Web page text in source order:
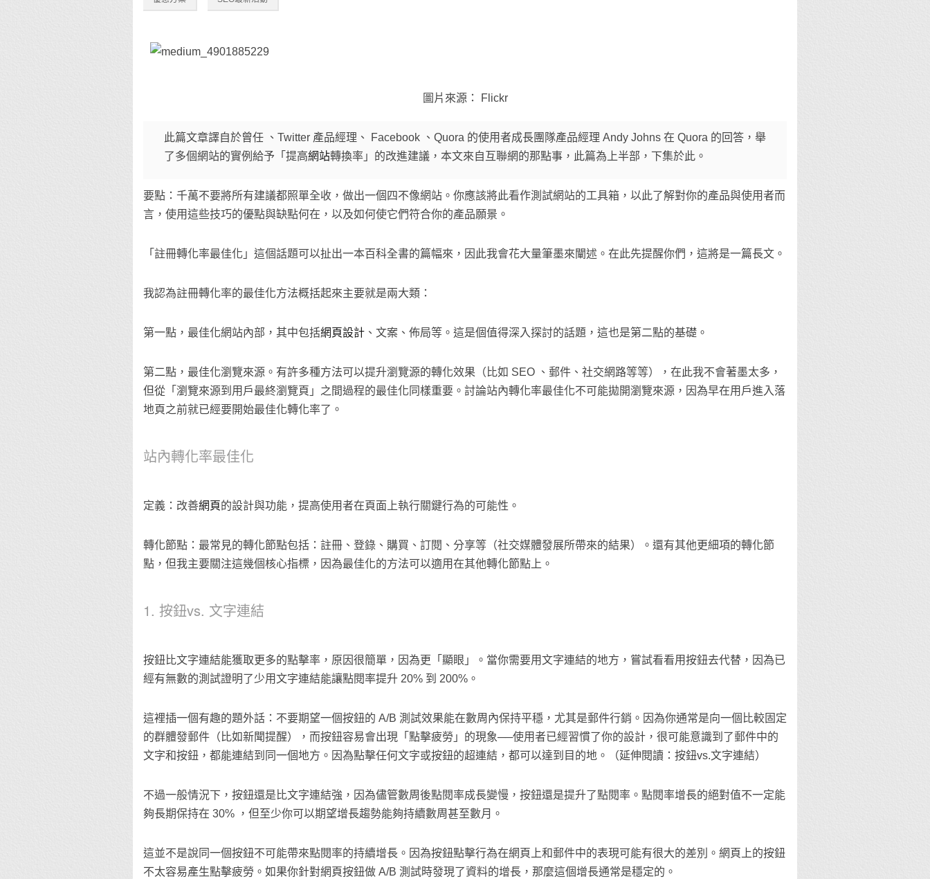
圖片來源： Flickr
此篇文章譯自於曾任 、Twitter 產品經理、 Facebook 、Quora 的使用者成長團隊產品經理 Andy Johns 在 Quora 的回答，舉
了多個網站的實例給予「提高網站轉換率」的改進建議，本文來自互聯網的那點事，此篇為上半部，下集於此。
要點：千萬不要將所有建議都照單全收，做出一個四不像網站。你應該將此看作測試網站的工具箱，以此了解對你的產品與使用者而
言，使用這些技巧的優點與缺點何在，以及如何使它們符合你的產品願景。
「註冊轉化率最佳化」這個話題可以扯出一本百科全書的篇幅來，因此我會花大量筆墨來闡述。在此先提醒你們，這將是一篇長文。
我認為註冊轉化率的最佳化方法概括起來主要就是兩大類：
第一點，最佳化網站內部，其中包括網頁設計 、文案、佈局等。這是個值得深入探討的話題，這也是第二點的基礎。
第二點，最佳化瀏覽來源。有許多種方法可以提升瀏覽源的轉化效果（比如 SEO 、郵件、社交網路等等），在此我不會著墨太多，
但從「瀏覽來源到用戶最終瀏覽頁」之間過程的最佳化同樣重要。討論站內轉化率最佳化不可能拋開瀏覽來源，因為早在用戶進入落
地頁之前就已經要開始最佳化轉化率了。
站內轉化率最佳化
定義：改善網頁的設計與功能，提高使用者在頁面上執行關鍵行為的可能性。
轉化節點：最常見的轉化節點包括：註冊、登錄、購買、訂閱、分享等（社交媒體發展所帶來的結果）。還有其他更細項的轉化節
點，但我主要關注這幾個核心指標，因為最佳化的方法可以適用在其他轉化節點上。
1. 按鈕vs. 文字連結
按鈕比文字連結能獲取更多的點擊率，原因很簡單，因為更「顯眼」。當你需要用文字連結的地方，嘗試看看用按鈕去代替，因為已
經有無數的測試證明了少用文字連結能讓點閱率提升 20% 到 200%。
這裡插一個有趣的題外話：不要期望一個按鈕的 A/B 測試效果能在數周內保持平穩，尤其是郵件行銷。因為你通常是向一個比較固定
的群體發郵件（比如新聞提醒），而按鈕容易會出現「點擊疲勞」的現象──使用者已經習慣了你的設計，很可能意識到了郵件中的
文字和按鈕，都能連結到同一個地方。因為點擊任何文字或按鈕的超連結，都可以達到目的地。（延伸閱讀：按鈕vs.文字連結）
不過一般情況下，按鈕還是比文字連結強，因為儘管數周後點閱率成長變慢，按鈕還是提升了點閱率。點閱率增長的絕對值不一定能
夠長期保持在 30% ，但至少你可以期望增長趨勢能夠持續數周甚至數月。
這並不是說同一個按鈕不可能帶來點閱率的持續增長。因為按鈕點擊行為在網頁上和郵件中的表現可能有很大的差別。網頁上的按鈕
不太容易產生點擊疲勞。如果你針對網頁按鈕做 A/B 測試時發現了資料的增長，那麼這個增長通常是穩定的。